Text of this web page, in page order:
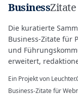
BusinessZitate
Die kuratierte
Business-Zitate für
und
erweitert,
Ein Projekt von
Business-Zitate für